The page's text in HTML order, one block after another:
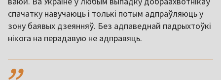
спачатку навучаюць і толькі потым адпраўляюць у
зону баявых дзеянняў. Без адпаведнай падрыхтоўкі
нікога на перадавую не адправяць.
,,